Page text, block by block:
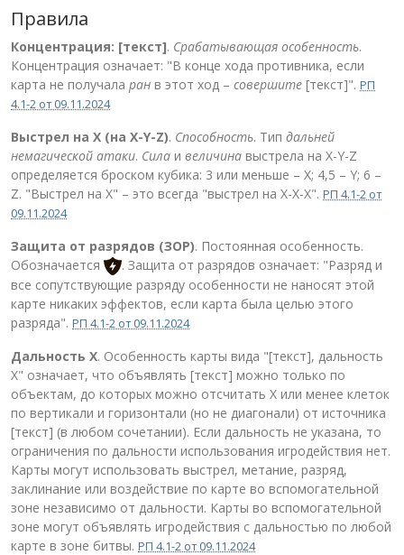
Правила
Концентрация: [текст]. Срабатывающая особенность.
Концентрация означает: "В конце хода противника, если
карта не получала ран в этот ход – совершите [текст]". РП
4.1-2 от 09.11.2024
Выстрел на X (на X-Y-Z). Способность. Тип дальней
немагической атаки. Сила и величина выстрела на X-Y-Z
определяется броском кубика: 3 или меньше – X; 4,5 – Y; 6 –
Z. "Выстрел на Х" – это всегда "выстрел на X-X-X". РП 4.1-2 от
09.11.2024
Защита от разрядов (ЗОР). Постоянная особенность.
Обозначается
. Защита от разрядов означает: "Разряд и
все сопутствующие разряду особенности не наносят этой
карте никаких эффектов, если карта была целью этого
разряда". РП 4.1-2 от 09.11.2024
Дальность Х. Особенность карты вида "[текст], дальность
Х" означает, что объявлять [текст] можно только по
объектам, до которых можно отсчитать X или менее клеток
по вертикали и горизонтали (но не диагонали) от источника
[текст] (в любом сочетании). Если дальность не указана, то
ограничения по дальности использования игродействия нет.
Карты могут использовать выстрел, метание, разряд,
заклинание или воздействие по карте во вспомогательной
зоне независимо от дальности. Карты во вспомогательной
зоне могут объявлять игродействия с дальностью по любой
карте в зоне битвы. РП 4.1-2 от 09.11.2024